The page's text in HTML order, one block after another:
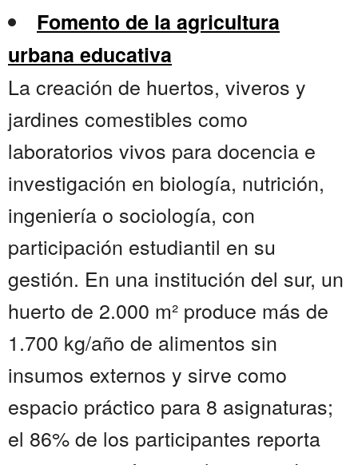
Fomento de la agricultura
urbana educativa
La creación de huertos, viveros y
jardines comestibles como
laboratorios vivos para docencia e
investigación en biología, nutrición,
ingeniería o sociología, con
participación estudiantil en su
gestión. En una institución del sur, un
huerto de 2.000 m² produce más de
1.700 kg/año de alimentos sin
insumos externos y sirve como
espacio práctico para 8 asignaturas;
el 86% de los participantes reporta